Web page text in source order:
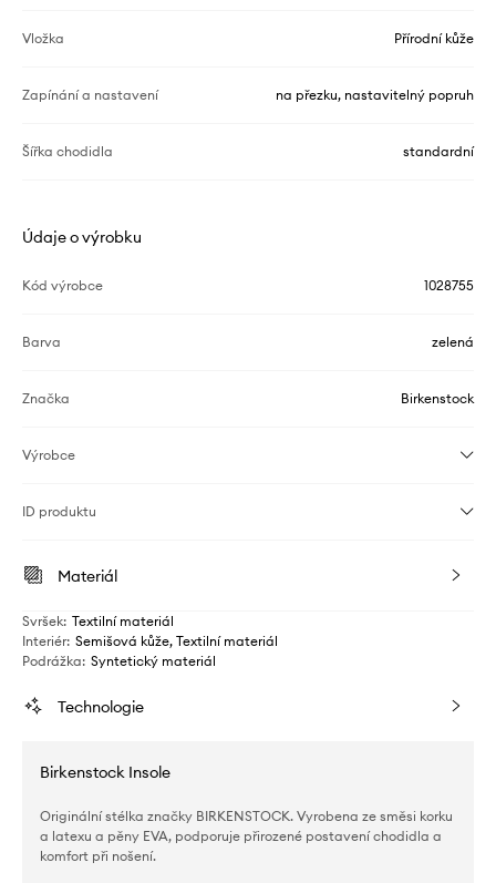
Vložka Přírodní kůže
Zapínání a nastavení na přezku, nastavitelný popruh
Šířka chodidla standardní
Údaje o výrobku
Kód výrobce 1028755
Barva zelená
Značka Birkenstock
Výrobce
ID produktu
Materiál
Svršek: Textilní materiál
Interiér: Semišová kůže, Textilní materiál
Podrážka: Syntetický materiál
Technologie
Birkenstock Insole
Originální stélka značky BIRKENSTOCK. Vyrobena ze směsi korku
a latexu a pěny EVA, podporuje přirozené postavení chodidla a
komfort při nošení.